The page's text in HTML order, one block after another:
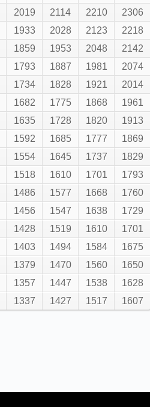
2019 2114 2210 2306
1933 2028 2123 2218
1859 1953 2048 2142
1793 1887 1981 2074
1734 1828 1921 2014
1682 1775 1868 1961
1635 1728 1820 1913
1592 1685 1777 1869
1554 1645 1737 1829
1518 1610 1701 1793
1486 1577 1668 1760
1456 1547 1638 1729
1428 1519 1610 1701
1403 1494 1584 1675
1379 1470 1560 1650
1357 1447 1538 1628
1337 1427 1517 1607